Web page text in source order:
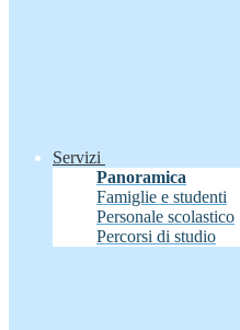
Servizi
Panoramica
Famiglie e studenti
Personale scolastico
Percorsi di studio